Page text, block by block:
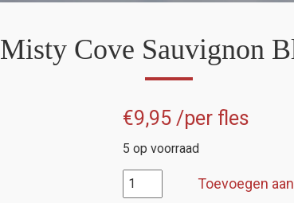
Misty Cove Sauvignon
€9,95/per fles
5 op voorraad
Misty
Cove
Toevoegen